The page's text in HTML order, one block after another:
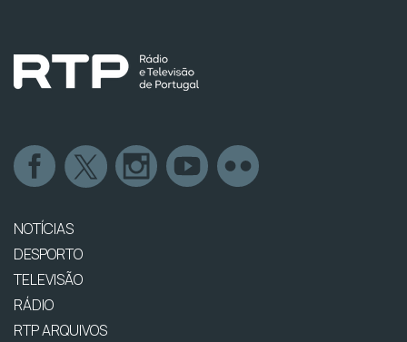
NOTÍCIAS
DESPORTO
TELEVISÃO
RÁDIO
RTP ARQUIVOS